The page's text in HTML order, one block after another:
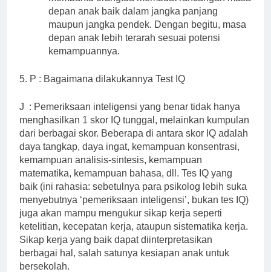
depan anak baik dalam jangka panjang
maupun jangka pendek. Dengan begitu, masa
depan anak lebih terarah sesuai potensi
kemampuannya.
5. P : Bagaimana dilakukannya Test IQ
J : Pemeriksaan inteligensi yang benar tidak hanya
menghasilkan 1 skor IQ tunggal, melainkan kumpulan
dari berbagai skor. Beberapa di antara skor IQ adalah
daya tangkap, daya ingat, kemampuan konsentrasi,
kemampuan analisis-sintesis, kemampuan
matematika, kemampuan bahasa, dll. Tes IQ yang
baik (ini rahasia: sebetulnya para psikolog lebih suka
menyebutnya ‘pemeriksaan inteligensi’, bukan tes IQ)
juga akan mampu mengukur sikap kerja seperti
ketelitian, kecepatan kerja, ataupun sistematika kerja.
Sikap kerja yang baik dapat diinterpretasikan
berbagai hal, salah satunya kesiapan anak untuk
bersekolah.